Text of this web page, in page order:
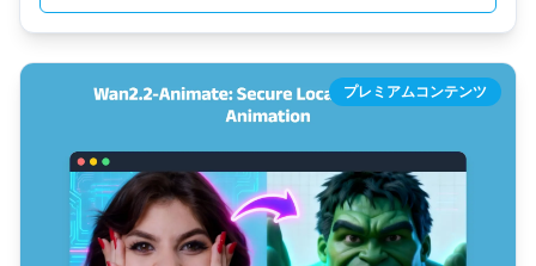
きとした思い出へと変換します。
プレミアムコンテンツ